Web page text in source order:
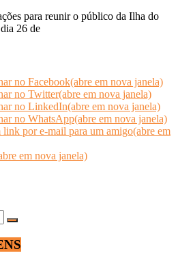
para reunir o público da Ilha do
26 de
no Facebook(abre em nova janela)
no Twitter(abre em nova janela)
no LinkedIn(abre em nova janela)
no WhatsApp(abre em nova janela)
por e-mail para um amigo(abre em
em nova janela)